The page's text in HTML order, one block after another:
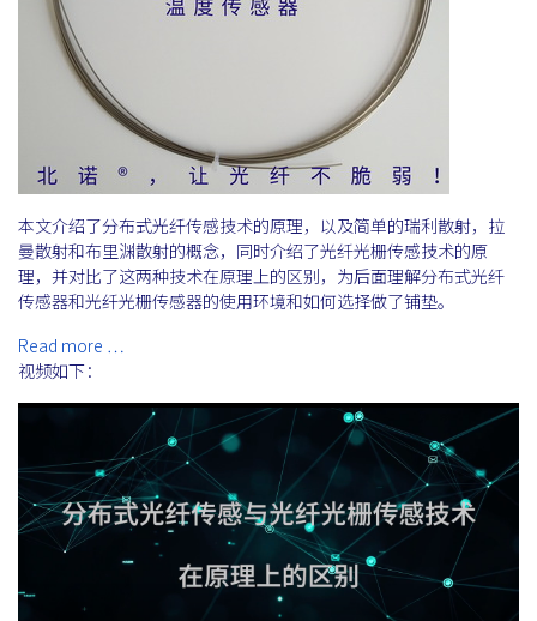
本文介绍了分布式光纤传感技术的原理，以及简单的瑞利散射，拉
曼散射和布里渊散射的概念，同时介绍了光纤光栅传感技术的原
理，并对比了这两种技术在原理上的区别，为后面理解分布式光纤
传感器和光纤光栅传感器的使用环境和如何选择做了铺垫。
Read more …
视频如下：